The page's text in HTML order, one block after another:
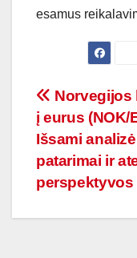
esamus
tarp
įrašų
Norvegijos
į eurus (NOK/
Išsami
patarimai ir
perspektyvos